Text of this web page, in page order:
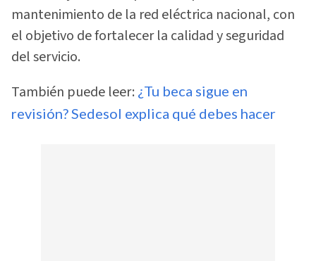
mantenimiento de la red eléctrica nacional, con
el objetivo de fortalecer la calidad y seguridad
del servicio.
También puede leer: ¿Tu beca sigue en
revisión? Sedesol explica qué debes hacer